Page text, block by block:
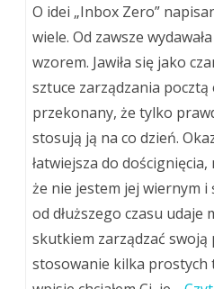
O idei „Inbox Zero”
wiele. Od zawsze
wzorem. Jawiła się jako
sztuce zarządzania pocztą
przekonany, że tylko
stosują ją na co dzień.
łatwiejsza do doścignięcia,
że nie jestem jej wiernym i
od dłuższego czasu udaje
skutkiem zarządzać swoją
stosowanie kilka